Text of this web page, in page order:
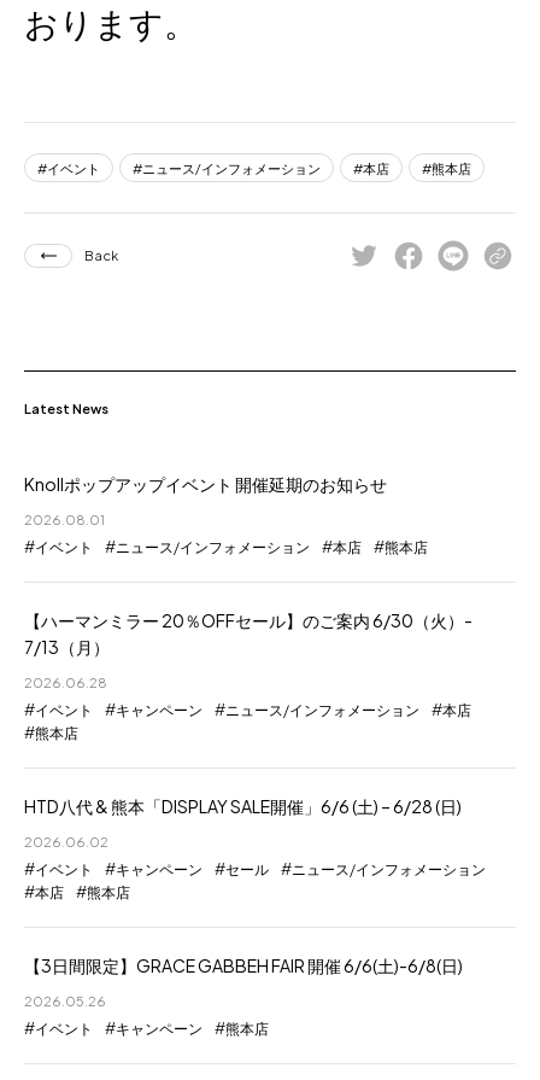
おります。
イベント ニュース/インフォメーション 本店 熊本店
Back
Latest News
Knollポップアップイベント 開催延期のお知らせ
2026.08.01
イベント ニュース/インフォメーション 本店 熊本店
【ハーマンミラー 20％OFFセール】のご案内 6/30（火）-
7/13（月）
2026.06.28
イベント キャンペーン ニュース/インフォメーション
本店
熊本店
HTD八代 & 熊本「DISPLAY SALE開催」6/6 (土) – 6/28 (日)
2026.06.02
イベント キャンペーン セール
ニュース/インフォメーション
本店
熊本店
【3日間限定】GRACE GABBEH FAIR 開催 6/6(土)-6/8(日)
2026.05.26
イベント キャンペーン 熊本店